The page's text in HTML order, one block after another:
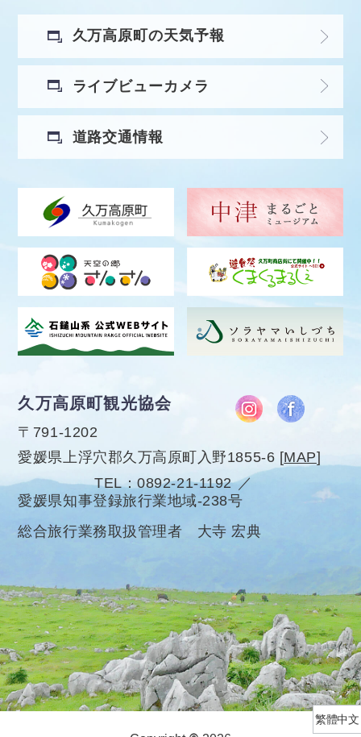
繁體中文
久万高原町の天気予報
ライブビューカメラ
道路交通情報
久万高原町観光協会
〒791-1202
愛媛県上浮穴郡久万高原町入野1855-6 [MAP]
TEL
0892-21-1192
愛媛県知事登録旅行業地域-238号
総合旅行業務取扱管理者 大寺 宏典